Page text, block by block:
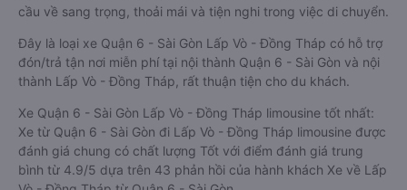
cầu về sang trọng, thoải mái và tiện nghi trong việc di chuyển.
Đây là loại xe Quận 6 - Sài Gòn Lấp Vò - Đồng Tháp có hỗ trợ
đón/trả tận nơi miễn phí tại nội thành Quận 6 - Sài Gòn và nội
thành Lấp Vò - Đồng Tháp, rất thuận tiện cho du khách.
Xe Quận 6 - Sài Gòn Lấp Vò - Đồng Tháp limousine tốt nhất:
Xe từ Quận 6 - Sài Gòn đi Lấp Vò - Đồng Tháp limousine được
đánh giá chung có chất lượng Tốt với điểm đánh giá trung
bình từ 4.9/5 dựa trên 43 phản hồi của hành khách Xe về Lấp